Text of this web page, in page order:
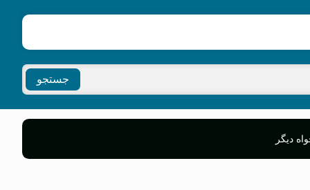
جستجو
دیگر